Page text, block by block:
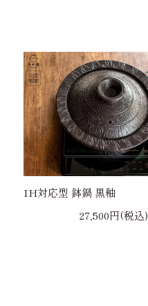
IH対応型 鉢鍋 黒釉
27,500円(税込)